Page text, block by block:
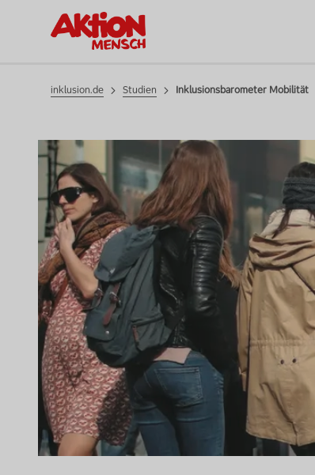
StudienInklusionsbarometer Mobilität
inklusion.de Studien Inklusionsbarometer Mobilität